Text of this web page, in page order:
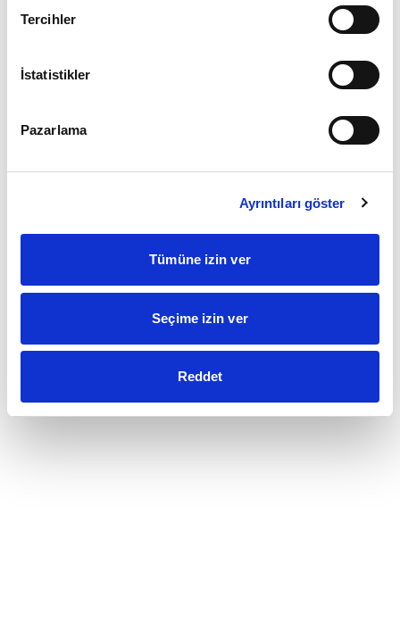
Tercihler
İstatistikler
Pazarlama
Ayrıntıları göster
Tümüne izin ver
Seçime izin ver
Reddet